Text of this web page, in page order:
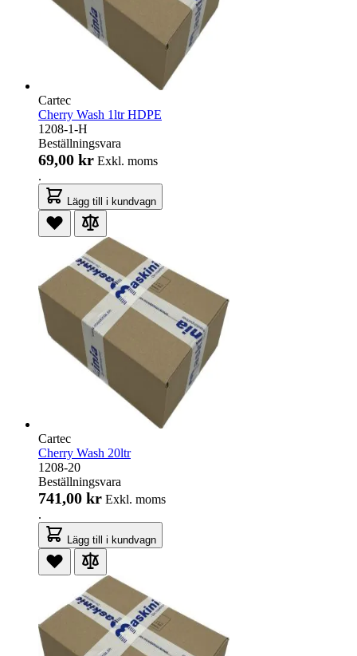
Cartec
Cherry Wash 1ltr HDPE
1208-1-H
Beställningsvara
69,00 kr Exkl. moms
.
Lägg till i kundvagn
Cartec
Cherry Wash 20ltr
1208-20
Beställningsvara
741,00 kr Exkl. moms
.
Lägg till i kundvagn